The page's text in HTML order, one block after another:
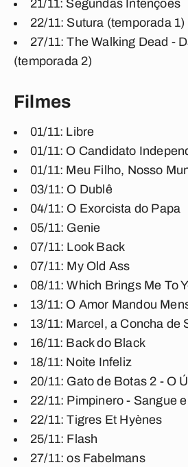
21/11: Segundas Intenções
22/11: Sutura (temporada 1)
27/11: The Walking Dead -
(temporada 2)
Filmes
01/11: Libre
01/11: O Candidato
01/11: Meu Filho, Nosso
03/11: O Dublê
04/11: O Exorcista do Papa
05/11: Genie
07/11: Look Back
07/11: My Old Ass
08/11: Which Brings Me To
13/11: O Amor Mandou
13/11: Marcel, a Concha de
16/11: Back do Black
18/11: Noite Infeliz
20/11: Gato de Botas 2 - O
22/11: Pimpinero - Sangue
22/11: Tigres Et Hyènes
25/11: Flash
27/11: os Fabelmans